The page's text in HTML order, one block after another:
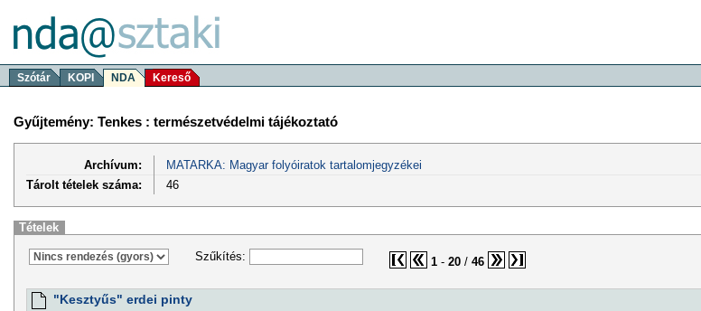
Szótár KOPI NDA Kereső
Gyűjtemény: Tenkes : természetvédelmi tájékoztató
Archívum:
MATARKA: Magyar folyóiratok tartalomjegyzékei
Tárolt tételek száma:
46
Tételek
Szűkítés: 1- 20/ 46
"Kesztyűs" erdei pinty